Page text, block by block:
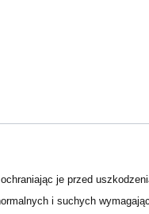
je przed
i suchych